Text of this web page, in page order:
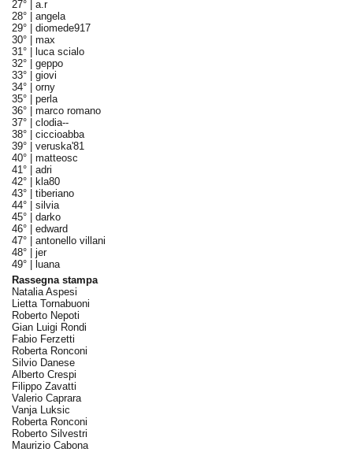
27° | a.r
28° | angela
29° | diomede917
30° | max
31° |
luca scialo
32° | geppo
33° | giovi
34° | orny
35° | perla
36° | marco romano
37° | clodia--
38° | ciccioabba
39° | veruska'81
40° | matteosc
41° | adri
42° |
kla80
43° | tiberiano
44° | silvia
45° | darko
46° | edward
47° | antonello villani
48° | jer
49° |
luana
Rassegna stampa
Natalia Aspesi
Lietta Tornabuoni
Roberto Nepoti
Gian Luigi Rondi
Fabio Ferzetti
Roberta Ronconi
Silvio Danese
Alberto Crespi
Filippo Zavatti
Valerio Caprara
Vanja Luksic
Roberta Ronconi
Roberto Silvestri
Maurizio Cabona